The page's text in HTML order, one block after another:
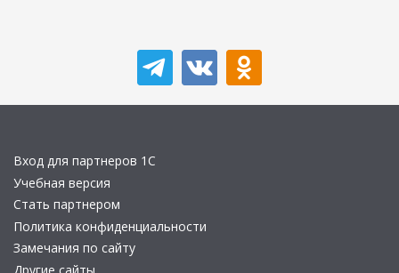
Вход для партнеров 1С
Учебная версия
Стать партнером
Политика конфиденциальности
Замечания по сайту
Другие сайты